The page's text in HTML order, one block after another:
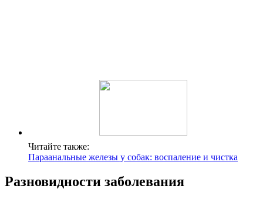
Читайте также:
Параанальные железы у собак: воспаление и чистка
Разновидности заболевания